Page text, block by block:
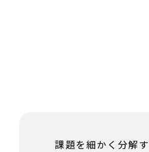
課題を細かく分解